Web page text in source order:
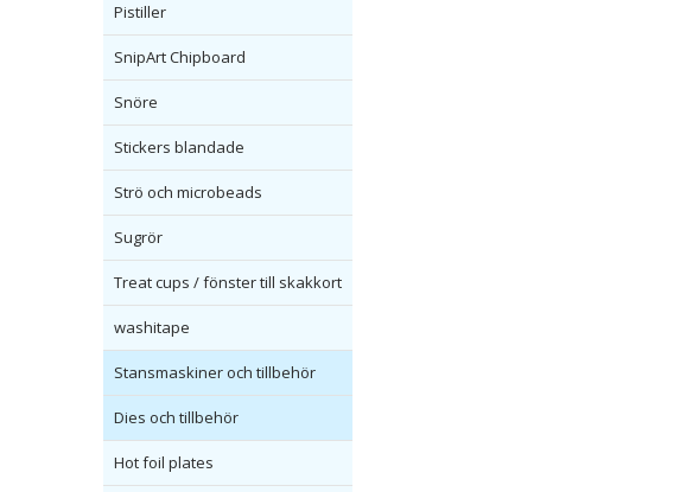
Pistiller
SnipArt Chipboard
Snöre
Stickers blandade
Strö och microbeads
Sugrör
Treat cups / fönster till skakkort
washitape
Stansmaskiner och tillbehör
Dies och tillbehör
Hot foil plates